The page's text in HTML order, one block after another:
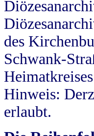
des
Schwank-
Hinweis:
erlaubt.